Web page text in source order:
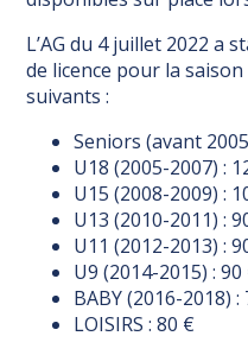
L’AG du 4 juillet 2022 a
de licence pour la
suivants :
Seniors (avant
U18 (2005-2007) :
U15 (2008-2009) :
U13 (2010-2011) :
U11 (2012-2013) :
U9 (2014-2015) : 90
BABY (2016-2018) :
LOISIRS : 80 €